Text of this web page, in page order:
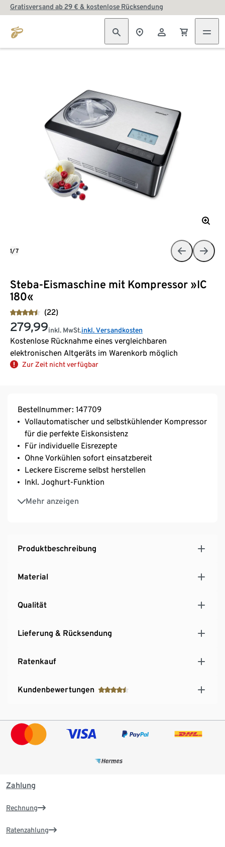
Gratisversand ab 29 € & kostenlose Rücksendung
Steba-Eismaschine mit Kompressor »IC
180«
(22)
279,99inkl. MwSt.inkl. Versandkosten
Kostenlose Rücknahme eines vergleichbaren
elektronischen Altgeräts im Warenkorb möglich
Zur Zeit nicht verfügbar
1/7
Bestellnummer: 147709
Vollautomatischer und selbstkühlender Kompressor
für die perfekte Eiskonsistenz
Für individuelle Eisrezepte
Ohne Vorkühlen sofort einsatzbereit
Leckere Eiscreme selbst herstellen
Inkl. Joghurt-Funktion
Mehr anzeigen
Eismaschine mit 3 Programmen für Eiscreme, zum
Kühlen und zum Mixen
LC-Display mit 60-Minuten-Timer
Langlebig durch Motorschutz – auch Dauerbetrieb
Produktbeschreibung
Material
Qualität
Lieferung & Rücksendung
Ratenkauf
Kundenbewertungen
Zahlung
Rechnung
Ratenzahlung